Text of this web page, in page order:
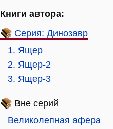
Книги автора:
Серия: Динозавр
1. Ящер
2. Ящер-2
3. Ящер-3
Вне серий
Великолепная афера